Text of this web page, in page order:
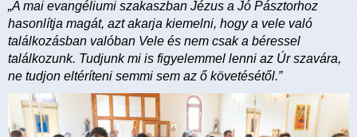
„A mai evangéliumi szakaszban Jézus a Jó Pásztorhoz
hasonlítja magát, azt akarja kiemelni, hogy a vele való
találkozásban valóban Vele és nem csak a béressel
találkozunk. Tudjunk mi is figyelemmel lenni az Úr szavára,
ne tudjon eltéríteni semmi sem az ő követésétől.”